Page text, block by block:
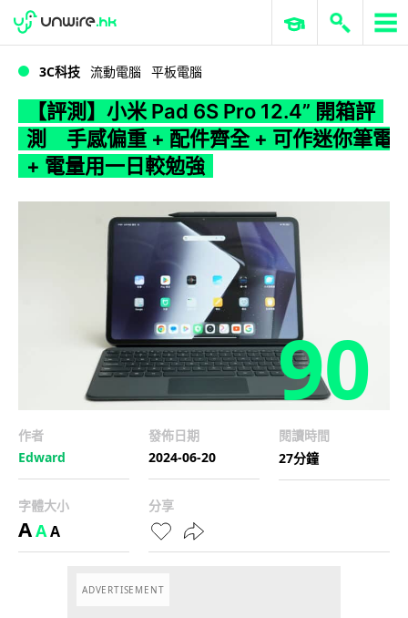
WWDC 2026 ERP 與商業 AI
3C科技 流動電腦 平板電腦
【評測】小米 Pad 6S Pro 12.4” 開箱評
測 手感偏重 + 配件齊全 + 可作迷你筆電
+ 電量用一日較勉強
90
作者
Edward
發佈日期
2024-06-20
閱讀時間
27分鐘
字體大小
AAA
分享
ADVERTISEMENT